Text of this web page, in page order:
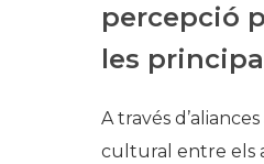
percepció
les
A través
cultural entre els